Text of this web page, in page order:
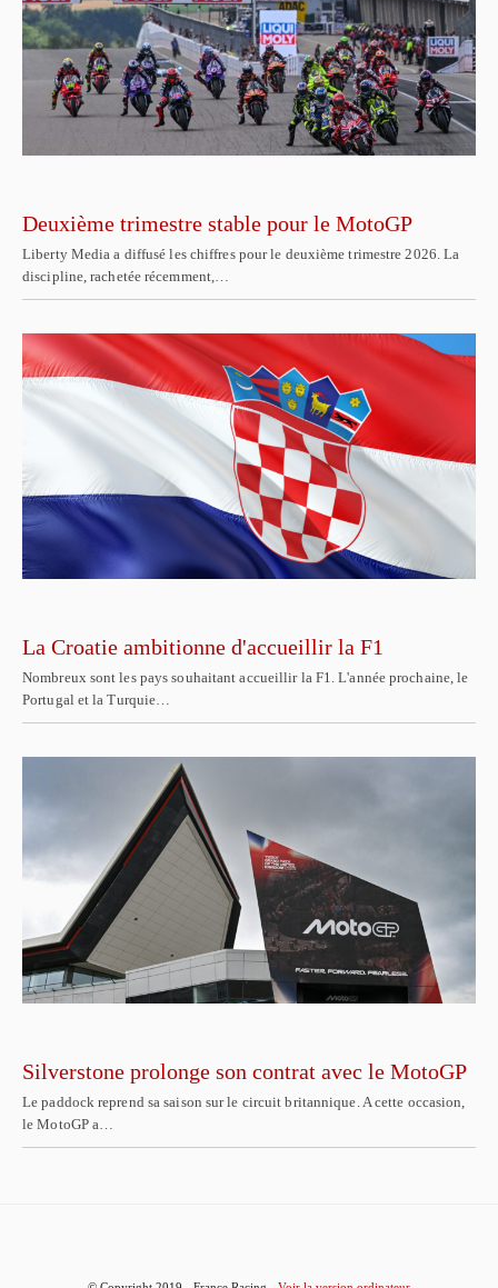
Deuxième trimestre stable pour le MotoGP
Liberty Media a diffusé les chiffres pour le deuxième trimestre 2026. La
discipline, rachetée récemment,…
La Croatie ambitionne d'accueillir la F1
Nombreux sont les pays souhaitant accueillir la F1. L'année prochaine, le
Portugal et la Turquie…
Silverstone prolonge son contrat avec le MotoGP
Le paddock reprend sa saison sur le circuit britannique. A cette occasion,
le MotoGP a…